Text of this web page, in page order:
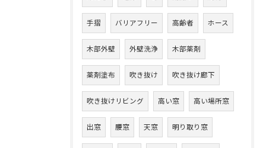
手摺 バリアフリー 高齢者 ホース
木部外壁 外壁洗浄 木部薬剤
薬剤塗布 吹き抜け 吹き抜け廊下
吹き抜けリビング 高い窓 高い場所窓
出窓 腰窓 天窓 明り取り窓